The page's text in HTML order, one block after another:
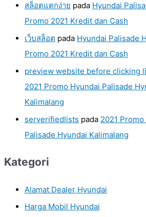
สล็อตแตกง่าย pada Hyundai
Promo 2021 Kredit dan Cash
เว็บสล็อต pada Hyundai Palisade
Promo 2021 Kredit dan Cash
preview website before clicking
2021 Promo Hyundai Palisade
Kalimalang
serverifiedlists pada 2021
Palisade Hyundai Kalimalang
Kategori
Alamat Dealer Hyundai
Harga Mobil Hyundai